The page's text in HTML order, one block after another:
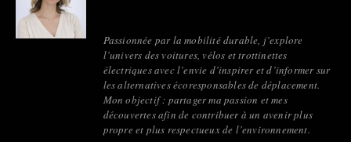
Passionnée par la mobilité durable, j’explore
l’univers des voitures, vélos et trottinettes
électriques avec l’envie d’inspirer et d’informer sur
les alternatives écoresponsables de déplacement.
Mon objectif : partager ma passion et mes
découvertes afin de contribuer à un avenir plus
propre et plus respectueux de l’environnement.